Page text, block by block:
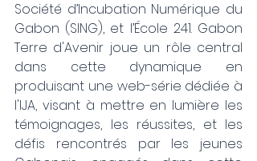
Société d’Incubation Numérique du
Gabon (SING), et l’École 241. Gabon
Terre d'Avenir joue un rôle central
dans cette dynamique en
produisant une web-série dédiée à
l'IJA, visant à mettre en lumière les
témoignages, les réussites, et les
défis rencontrés par les jeunes